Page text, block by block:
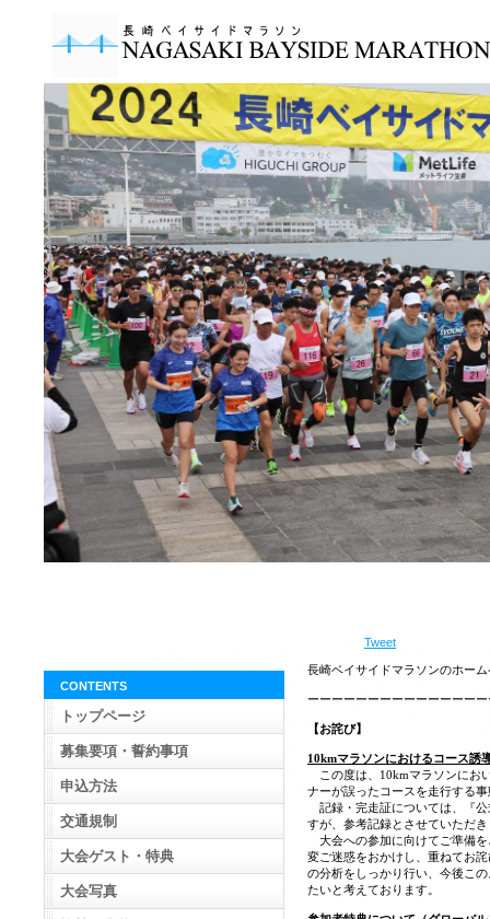
Tweet
長崎ベイサイドマラソンのホー
ーーーーーーーーーーーーーー
【お詫び】
10kmマラソンにおけるコース誘
この度は、10kmマラソンにお
ナーが誤ったコースを走行する
記録・完走証については、『
すが、参考記録とさせていただ
大会への参加に向けてご準備
変ご迷惑をおかけし、重ねてお
の分析をしっかり行い、今後こ
たいと考えております。
CONTENTS
トップページ
募集要項・誓約事項
申込方法
交通規制
大会ゲスト・特典
大会写真